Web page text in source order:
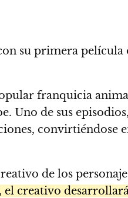
su primera película
franquicia
Uno de sus episodios,
convirtiéndose
de los
el creativo